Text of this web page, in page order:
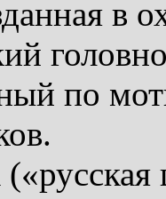
в
по